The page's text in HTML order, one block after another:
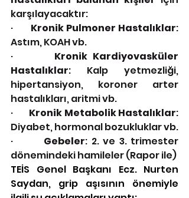
karşılayacaktır:
· Kronik Pulmoner Hastalıklar:
Astım, KOAH vb.
· Kronik Kardiyovasküler
Hastalıklar: Kalp yetmezliği,
hipertansiyon, koroner arter
hastalıkları, aritmi vb.
· Kronik Metabolik Hastalıklar:
Diyabet, hormonal bozukluklar vb.
· Gebeler: 2. ve 3. trimester
dönemindeki hamileler (Rapor ile)
TEİS Genel Başkanı Ecz. Nurten
Saydan, grip aşısının önemiyle